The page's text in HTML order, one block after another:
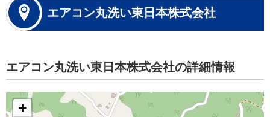
エアコン丸洗い東日本株式会社
エアコン丸洗い東日本株式会社の詳細情報
+